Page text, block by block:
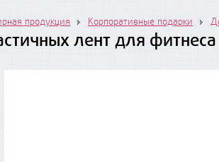
продукция Корпоративные подарки
лент для